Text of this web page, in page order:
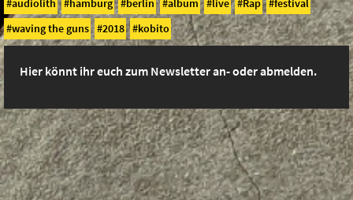
waving the guns
2018 kobito
Hier könnt ihr euch zum Newsletter an- oder abmelden.